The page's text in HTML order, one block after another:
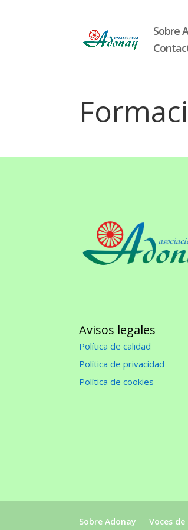
Sobre
Avisos legales
Política de calidad
Política de privacidad
Política de cookies
Sobre Adonay Voces